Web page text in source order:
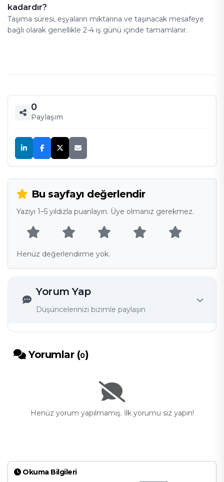
Okuma Bilgileri
kadardır?
Taşıma süresi, eşyaların miktarına ve taşınacak mesafeye
bağlı olarak genellikle 2-4 iş günü içinde tamamlanır.
0
Paylaşım
Bu sayfayı değerlendir
Yazıyı 1–5 yıldızla puanlayın. Üye olmanız gerekmez.
Henüz değerlendirme yok.
Yorum Yap
Düşüncelerinizi bizimle paylaşın
Yorumlar (0)
Henüz yorum yapılmamış. İlk yorumu siz yapın!